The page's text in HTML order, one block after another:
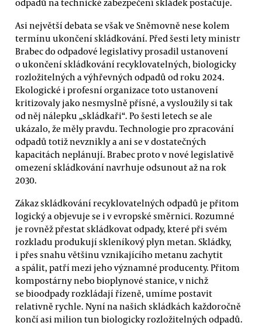
Asi největší debata se však ve Sněmovně nese kolem
termínu ukončení skládkování. Před šesti lety ministr
Brabec do odpadové legislativy prosadil ustanovení
o ukončení skládkování recyklovatelných, biologicky
rozložitelných a výhřevných odpadů od roku 2024.
Ekologické i profesní organizace toto ustanovení
kritizovaly jako nesmyslně přísné, a vysloužily si tak
od něj nálepku „skládkaři“. Po šesti letech se ale
ukázalo, že měly pravdu. Technologie pro zpracování
odpadů totiž nevznikly a ani se v dostatečných
kapacitách neplánují. Brabec proto v nové legislativě
omezení skládkování navrhuje odsunout až na rok
2030.
Zákaz skládkování recyklovatelných odpadů je přitom
logický a objevuje se i v evropské směrnici. Rozumné
je rovněž přestat skládkovat odpady, které při svém
rozkladu produkují skleníkový plyn metan. Skládky,
i přes snahu většinu vznikajícího metanu zachytit
a spálit, patří mezi jeho významné producenty. Přitom
kompostárny nebo bioplynové stanice, v nichž
se bioodpady rozkládají řízeně, umíme postavit
relativně rychle. Nyní na našich skládkách každoročně
končí asi milion tun biologicky rozložitelných odpadů.